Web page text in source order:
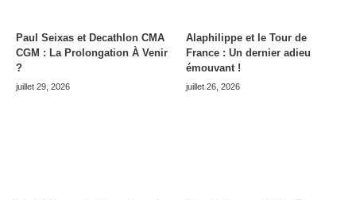
Paul Seixas et Decathlon CMA
CGM : La Prolongation À Venir
?
juillet 29, 2026
Alaphilippe et le Tour de
France : Un dernier adieu
émouvant !
juillet 26, 2026